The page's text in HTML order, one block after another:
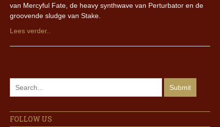
van Mercyful Fate, de heavy synthwave van Perturbator en de
groovende sludge van Stake.
Lees verder..
FOLLOW US